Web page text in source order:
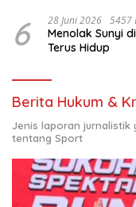
6 28 Juni 2026 5457
Menolak Sunyi
Terus Hidup
Berita Hukum &
Jenis laporan jurnalistik
tentang Sport